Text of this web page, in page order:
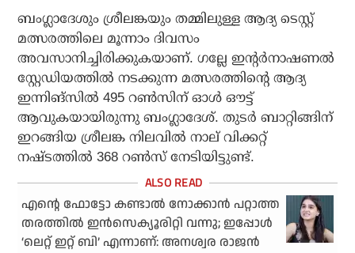
ബംഗ്ലാദേശും ശ്രീലങ്കയും തമ്മിലുള്ള ആദ്യ ടെസ്റ്റ്
മത്സരത്തിലെ മൂന്നാം ദിവസം
അവസാനിച്ചിരിക്കുകയാണ്. ഗല്ലേ ഇന്റര്‍നാഷണല്‍
സ്റ്റേഡിയത്തില്‍ നടക്കുന്ന മത്സരത്തിന്റെ ആദ്യ
ഇന്നിങ്‌സില്‍ 495 റണ്‍സിന് ഓള്‍ ഔട്ട്
ആവുകയായിരുന്നു ബംഗ്ലാദേശ്. തുടര്‍ ബാറ്റിങ്ങിന്
ഇറങ്ങിയ ശ്രീലങ്ക നിലവില്‍ നാല് വിക്കറ്റ്
നഷ്ടത്തില്‍ 368 റണ്‍സ് നേടിയിട്ടുണ്ട്.
എന്റെ ഫോട്ടോ കണ്ടാൽ നോക്കാൻ പറ്റാത്ത
തരത്തിൽ ഇൻസെക്യൂരിറ്റി വന്നു; ഇപ്പോൾ
‘ലെറ്റ് ഇറ്റ് ബി’ എന്നാണ്: അനശ്വര രാജൻ